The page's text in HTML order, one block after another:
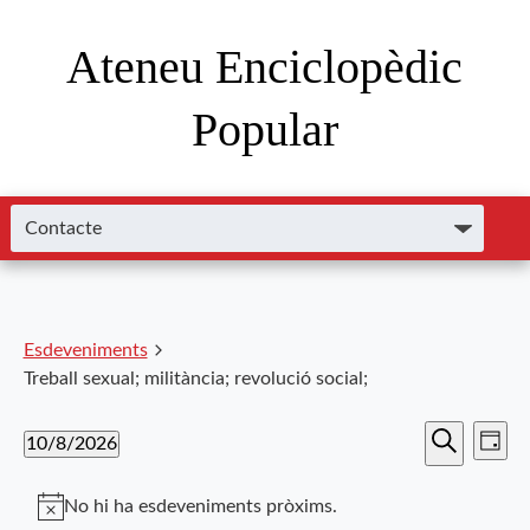
Ateneu Enciclopèdic
Popular
Esdeveniments
Treball sexual; militància; revolució social;
Cerca de
Dia
10/8/2026
una
No hi ha esdeveniments pròxims.